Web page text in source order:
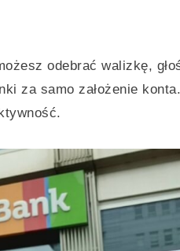
odebrać walizkę,
za samo założenie